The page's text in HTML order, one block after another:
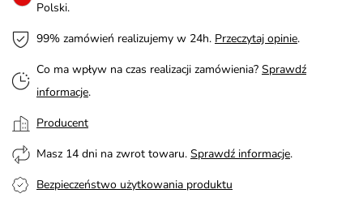
Polski.
99% zamówień realizujemy w 24h. Przeczytaj opinie.
Co ma wpływ na czas realizacji zamówienia? Sprawdź
informacje.
Producent
Masz 14 dni na zwrot towaru. Sprawdź informacje.
Bezpieczeństwo użytkowania produktu